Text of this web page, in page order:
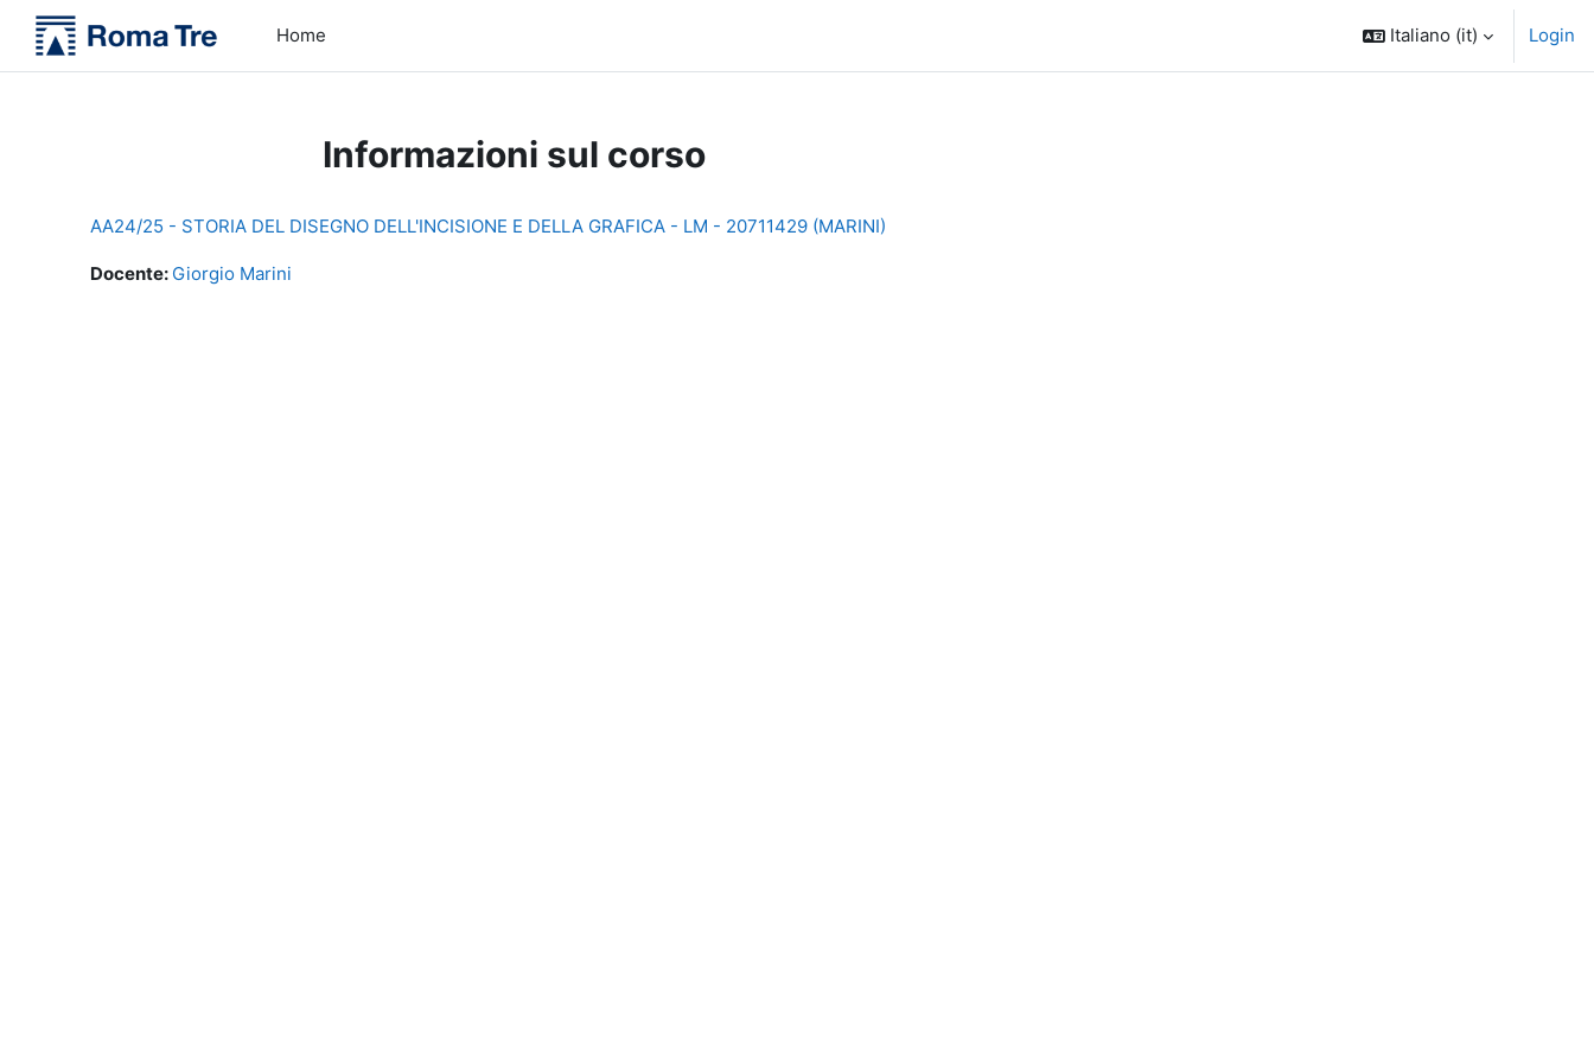
Vai al contenuto principale
Home
Italiano ‎(it)‎ Login
Informazioni sul corso
AA24/25 - STORIA DEL DISEGNO DELL'INCISIONE E DELLA GRAFICA - LM - 20711429 (MARINI)
Docente: Giorgio Marini